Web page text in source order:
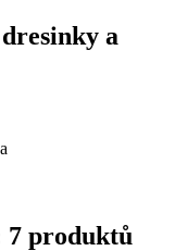
a
7 produktů